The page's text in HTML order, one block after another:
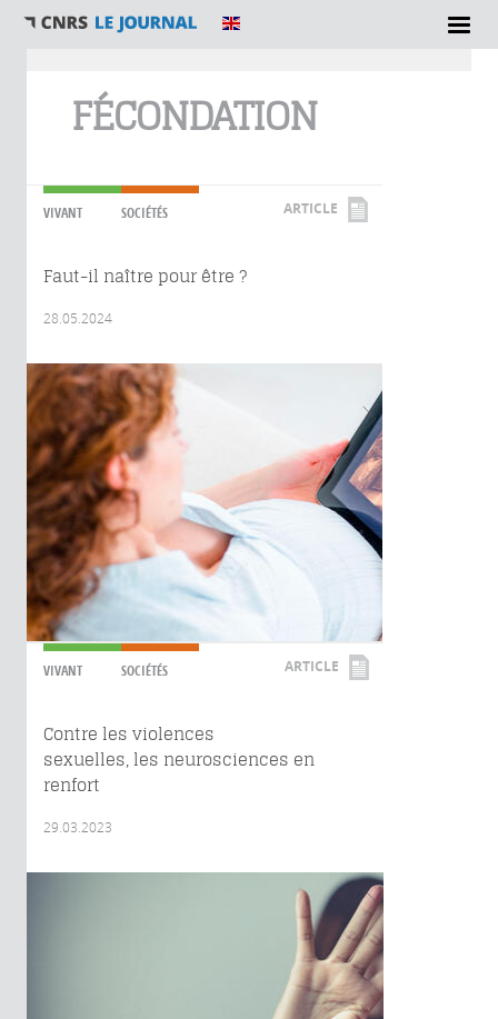
FÉCONDATION
VIVANT SOCIÉTÉS ARTICLE
Faut-il naître pour être ?
28.05.2024
VIVANT SOCIÉTÉS ARTICLE
Contre les violences
sexuelles, les neurosciences en
renfort
29.03.2023